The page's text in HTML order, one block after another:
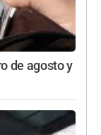
de agosto y